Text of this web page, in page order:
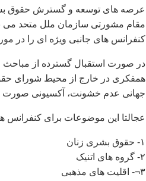
عرصه های توسعه و گسترش حقوق
مقام مشورتی سازمان ملل متحد می
کنفرانس های جانبی ويژه ای را در
در صورت استقبال گسترده از
همفکری در خارج از محيط شورای
جهانی عدم خشونت، آکسيونی صورت
عجالتا اين موضوعات برای
۱- حقوق بشری زنان
۲- گروه های اتنيک
۳¬- اقليت های مذهبی